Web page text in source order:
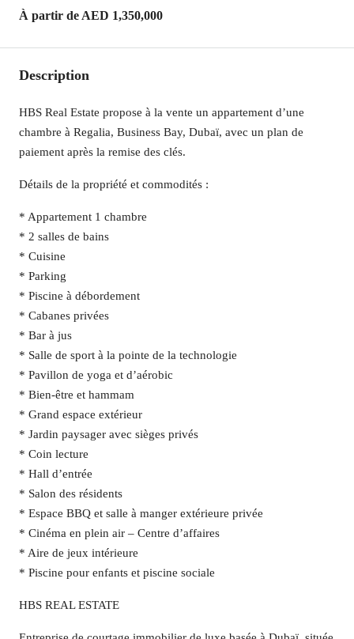
À partir de AED 1,350,000
Description
HBS Real Estate propose à la vente un appartement d’une
chambre à Regalia, Business Bay, Dubaï, avec un plan de
paiement après la remise des clés.
Détails de la propriété et commodités :
* Appartement 1 chambre
* 2 salles de bains
* Cuisine
* Parking
* Piscine à débordement
* Cabanes privées
* Bar à jus
* Salle de sport à la pointe de la technologie
* Pavillon de yoga et d’aérobic
* Bien-être et hammam
* Grand espace extérieur
* Jardin paysager avec sièges privés
* Coin lecture
* Hall d’entrée
* Salon des résidents
* Espace BBQ et salle à manger extérieure privée
* Cinéma en plein air – Centre d’affaires
* Aire de jeux intérieure
* Piscine pour enfants et piscine sociale
HBS REAL ESTATE